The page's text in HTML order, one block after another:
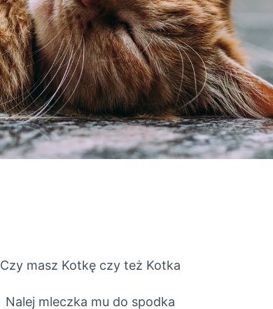
Czy masz Kotkę czy też Kotka
Nalej mleczka mu do spodka